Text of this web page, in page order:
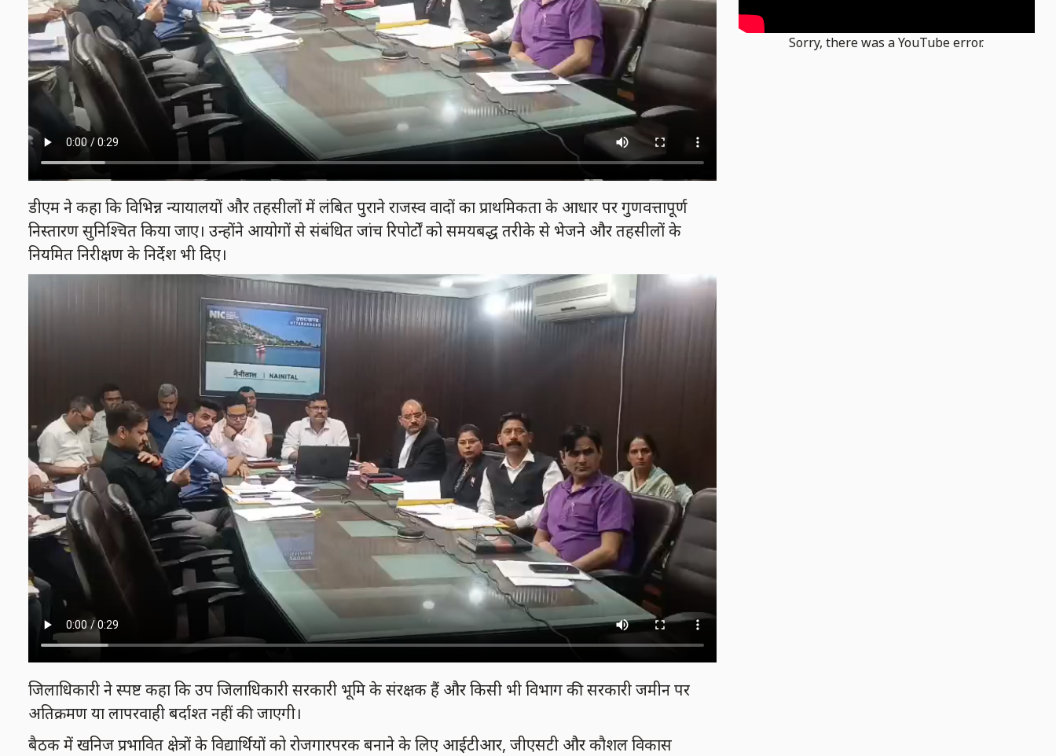
डीएम ने कहा कि विभिन्न न्यायालयों और तहसीलों में लंबित पुराने राजस्व वादों का प्राथमिकता के आधार पर गुणवत्तापूर्ण
निस्तारण सुनिश्चित किया जाए। उन्होंने आयोगों से संबंधित जांच रिपोर्टों को समयबद्ध तरीके से भेजने और तहसीलों के
नियमित निरीक्षण के निर्देश भी दिए।
जिलाधिकारी ने स्पष्ट कहा कि उप जिलाधिकारी सरकारी भूमि के संरक्षक हैं और किसी भी विभाग की सरकारी जमीन पर
अतिक्रमण या लापरवाही बर्दाश्त नहीं की जाएगी।
बैठक में खनिज प्रभावित क्षेत्रों के विद्यार्थियों को रोजगारपरक बनाने के लिए आईटीआर, जीएसटी और कौशल विकास
Sorry, there was a YouTube error.